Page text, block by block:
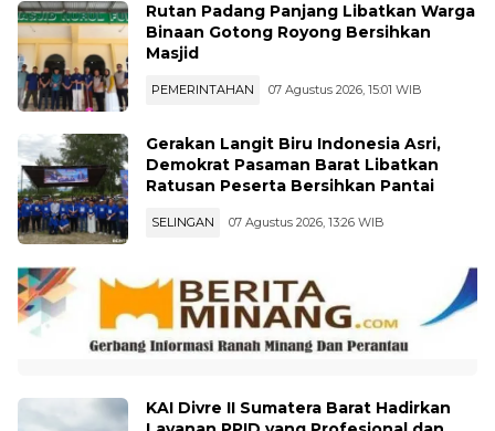
Rutan Padang Panjang Libatkan Warga
Binaan Gotong Royong Bersihkan
Masjid
PEMERINTAHAN 07 Agustus 2026, 15:01 WIB
Gerakan Langit Biru Indonesia Asri,
Demokrat Pasaman Barat Libatkan
Ratusan Peserta Bersihkan Pantai
SELINGAN 07 Agustus 2026, 13:26 WIB
KAI Divre II Sumatera Barat Hadirkan